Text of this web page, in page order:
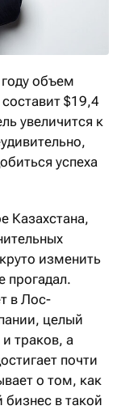
объем
$19,4
увеличится к
успеха
Казахстана,
изменить
прогадал.
в Лос-
целый
траков, а
почти
о том, как
в такой